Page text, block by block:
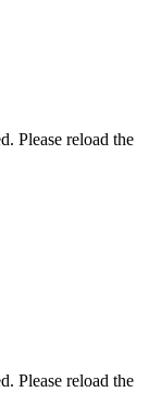
Please reload the
Please reload the